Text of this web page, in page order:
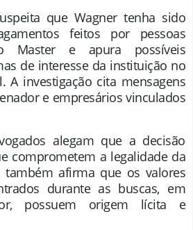
que Wagner tenha sido
feitos por pessoas
Master e apura possíveis
de interesse da instituição no
A investigação cita mensagens
e empresários vinculados
alegam que a decisão
comprometem a legalidade da
também afirma que os valores
durante as buscas, em
possuem origem lícita e